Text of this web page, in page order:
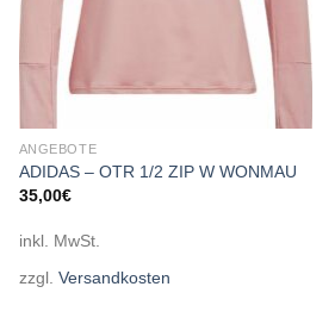
ANGEBOTE
ADIDAS – OTR 1/2 ZIP W WONMAU
35,00€
inkl. MwSt.
zzgl. Versandkosten